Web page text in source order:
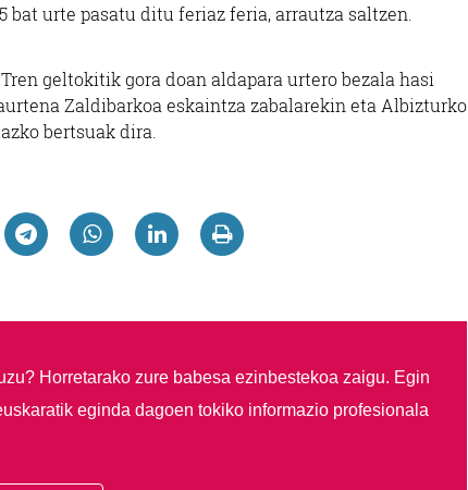
urte pasatu ditu feriaz feria, arrautza saltzen.
geltokitik gora doan aldapara urtero bezala hasi
Zaldibarkoa eskaintza zabalarekin eta Albizturko
bertsuak dira.
Horretarako zure babesa ezinbestekoa zaigu. Egin
eginda dagoen tokiko informazio profesionala